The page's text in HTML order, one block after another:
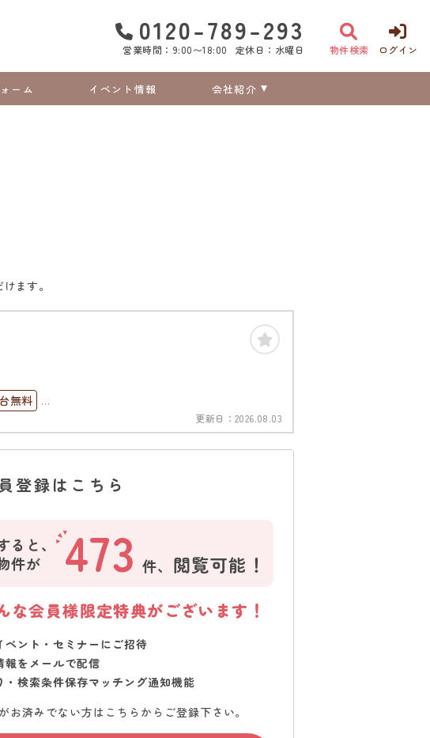
0120-789-293
営業時間：9:00〜18:00 定休日：水曜日 物件検索 ログイン
ーム イベント情報 会社紹介
ます。
無料
更新日： 2026.08.03
登録はこちら
ると、
件が
473 件、 閲覧可能！
な会員様限定特典がございます！
ベント・セミナーにご招待
報をメールで配信
・検索条件保存マッチング通知機能
お済みでない方はこちらからご登録下さい。